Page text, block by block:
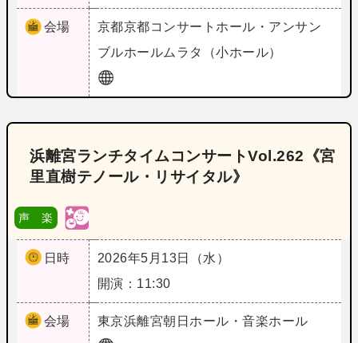
会場 京都京都コンサートホール・アンサン
ブルホールムラタ（小ホール）
浜離宮ランチタイムコンサートVol.262《宮
里直樹テノール・リサイタル》
声 楽
日時
2026年5月13日（水）
開演：11:30
会場 東京浜離宮朝日ホール・音楽ホール